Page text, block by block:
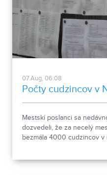
07.Aug, 06:08
Počty cudzincov v
Mestskí poslanci sa
dozvedeli, že za necelý
bezmála 4000 cudzincov v